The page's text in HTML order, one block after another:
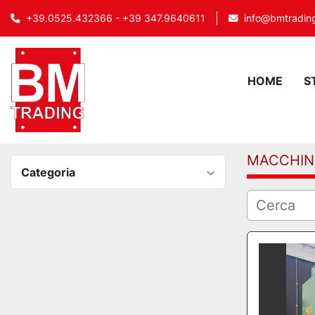
+39.0525.432366 - +39 347.9640611
HOME
Categoria